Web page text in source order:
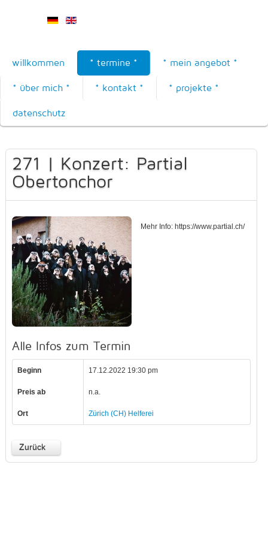
willkommen * termine * * mein angebot *
* über mich * * kontakt * * projekte *
datenschutz
271 | Konzert: Partial
Obertonchor
Mehr Info: https://www.partial.ch/
Alle Infos zum Termin
Beginn 17.12.2022 19:30 pm
Preis ab n.a.
Ort Zürich (CH) Helferei
Zurück